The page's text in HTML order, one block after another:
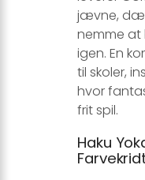
jævne,
nemme at
igen. En
til skoler,
hvor
frit spil.
Haku